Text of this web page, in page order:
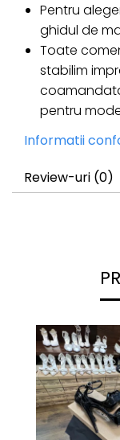
Pentru
ghidul de
Toate
stabilim
pentru
Informatii
Review-uri (0)